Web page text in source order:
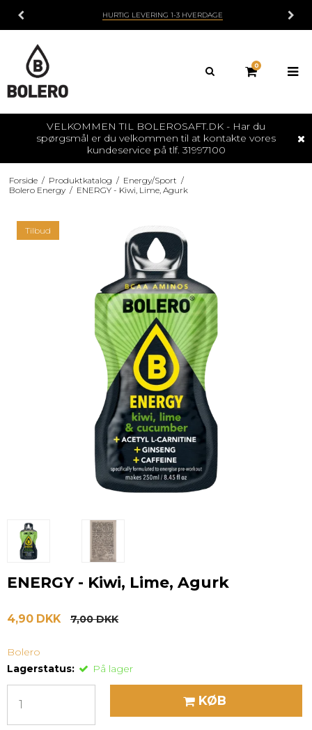
HURTIG LEVERING 1-3 HVERDAGE
0
VELKOMMEN TIL BOLEROSAFT.DK - Har du
spørgsmål er du velkommen til at kontakte vores
kundeservice på tlf. 31997100
Forside / Produktkatalog / Energy/Sport /
Bolero Energy / ENERGY - Kiwi, Lime, Agurk
Tilbud
ENERGY - Kiwi, Lime, Agurk
4,90 DKK 7,00 DKK
Bolero
Lagerstatus:
På lager
KØB